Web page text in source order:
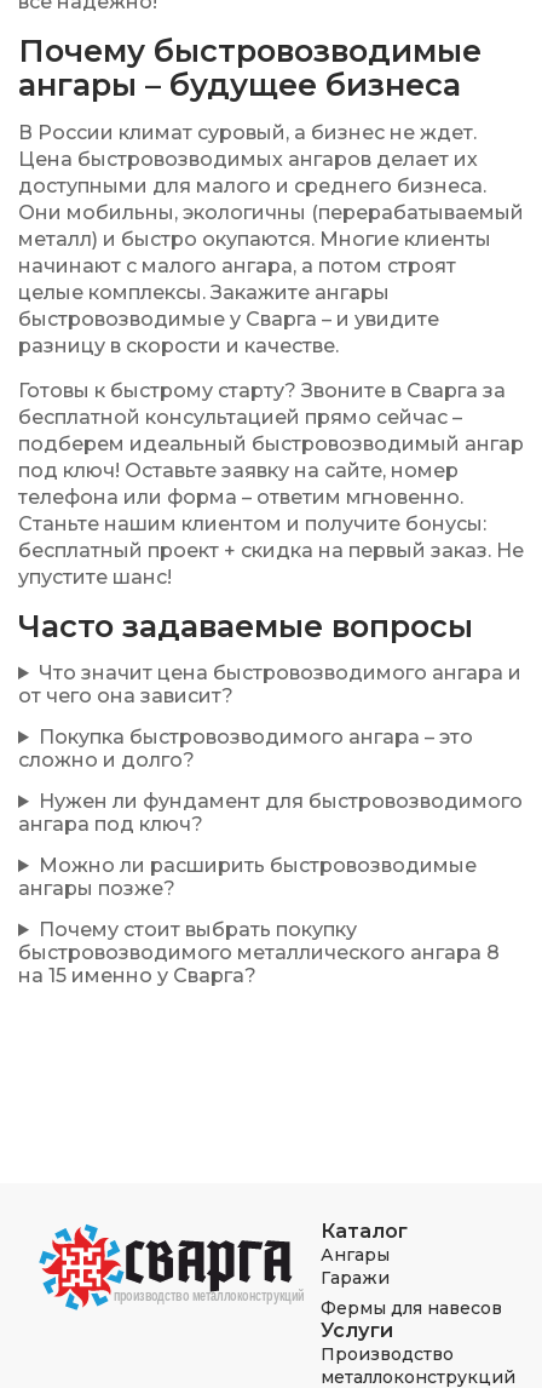
Почему быстровозводимые
ангары – будущее бизнеса
В России климат суровый, а бизнес не ждет.
Цена быстровозводимых ангаров делает их
доступными для малого и среднего бизнеса.
Они мобильны, экологичны (перерабатываемый
металл) и быстро окупаются. Многие клиенты
начинают с малого ангара, а потом строят
целые комплексы. Закажите ангары
быстровозводимые у Сварга – и увидите
разницу в скорости и качестве.
Готовы к быстрому старту? Звоните в Сварга за
бесплатной консультацией прямо сейчас –
подберем идеальный быстровозводимый ангар
под ключ! Оставьте заявку на сайте, номер
телефона или форма – ответим мгновенно.
Станьте нашим клиентом и получите бонусы:
бесплатный проект + скидка на первый заказ. Не
упустите шанс!
Часто задаваемые вопросы
Что значит цена быстровозводимого ангара и
от чего она зависит?
Покупка быстровозводимого ангара – это
сложно и долго?
Нужен ли фундамент для быстровозводимого
ангара под ключ?
Можно ли расширить быстровозводимые
ангары позже?
Почему стоит выбрать покупку
быстровозводимого металлического ангара 8
на 15 именно у Сварга?
Каталог
Ангары
Гаражи
Фермы для навесов
Услуги
Производство
металлоконструкций